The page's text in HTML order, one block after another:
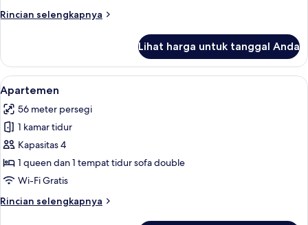
Rincian selengkapnya
Rincian
Suite
Khas
Lihat harga untuk tanggal Anda
Lihat
semua
foto
untuk
Apartemen
Apartemen | Seprai antialergi,
20
Apartemen
56 meter persegi
1 kamar tidur
Kapasitas 4
1 queen dan 1 tempat tidur sofa double
Wi-Fi Gratis
Rincian selengkapnya
Rincian